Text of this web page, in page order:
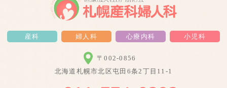
産科 婦人科 心療内科 小児科
〒002-0856
北海道札幌市北区屯田6条2丁目11-1